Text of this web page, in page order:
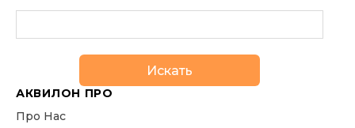
Искать
АКВИЛОН ПРО
Про Нас